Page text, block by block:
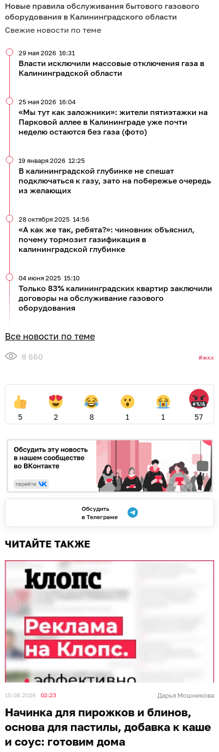
Новые правила обслуживания бытового газового
оборудования в Калининградского области
Свежие новости по теме
Власти исключили массовые отключения газа в
Калининградской области
29 мая 2026 16:31
«Мы тут как заложники»: жители пятиэтажки на
Парковой аллее в Калининграде уже почти
неделю остаются без газа (фото)
25 мая 2026 16:04
В калининградской глубинке не спешат
подключаться к газу, зато на побережье очередь
из желающих
19 января 2026 12:25
«А как же так, ребята?»: чиновник объяснил,
почему тормозит газификация в
калининградской глубинке
28 октября 2025 14:56
Только 83% калининградских квартир заключили
договоры на обслуживание газового
оборудования
04 июня 2025 15:10
Все новости по теме
8 660 жкх
5 2 8 1 1 57
Обсудить
в Телеграме
ЧИТАЙТЕ ТАКЖЕ
10.08.2026 02:23 Дарья Мошникова
Начинка для пирожков и блинов,
основа для пастилы, добавка к каше
и соус: готовим дома